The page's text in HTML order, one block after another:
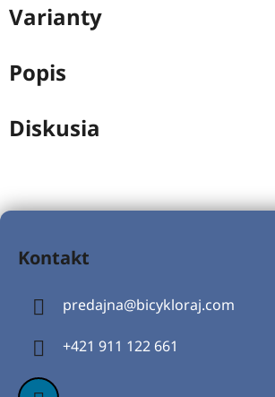
Varianty
Popis
Diskusia
Z
Kontakt
predajna@bicykloraj.com
+421 911 122 661